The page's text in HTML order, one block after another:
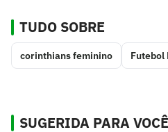
TUDO SOBRE
corinthians feminino Futebol
SUGERIDA PARA